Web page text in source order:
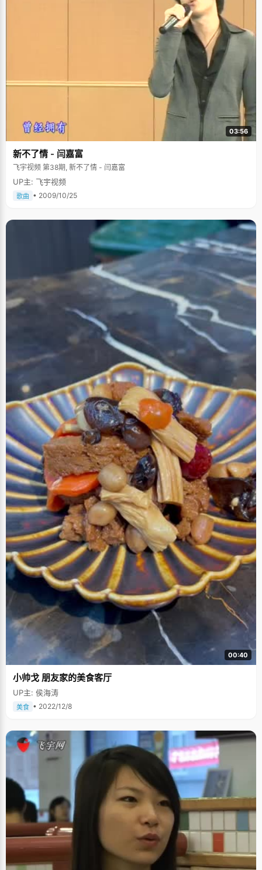
03:56
新不了情 - 闫嘉富
飞宇视频 第38期, 新不了情 - 闫嘉富
UP主: 飞宇视频
歌曲 • 2009/10/25
00:40
小帅戈 朋友家的美食客厅
UP主: 侯海涛
美食 • 2022/12/8